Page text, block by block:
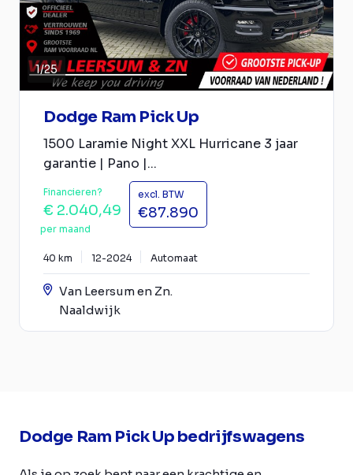
1/25
Dodge Ram Pick Up
1500 Laramie Night XXL Hurricane 3 jaar
garantie | Pano |...
Financieren?
€ 2.040,49
per maand
excl. BTW
€87.890
40 km 12-2024 Automaat
Van Leersum en Zn.
Naaldwijk
Dodge Ram Pick Up bedrijfswagens